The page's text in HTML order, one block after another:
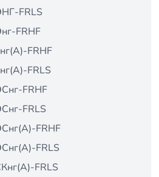
FRLS
FRНF
FRHF
FRLS
FRHF
FRLS
FRHF
FRLS
FRLS